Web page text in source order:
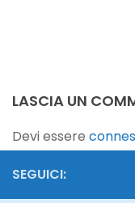
LASCIA UN
Devi essere
SEGUICI: